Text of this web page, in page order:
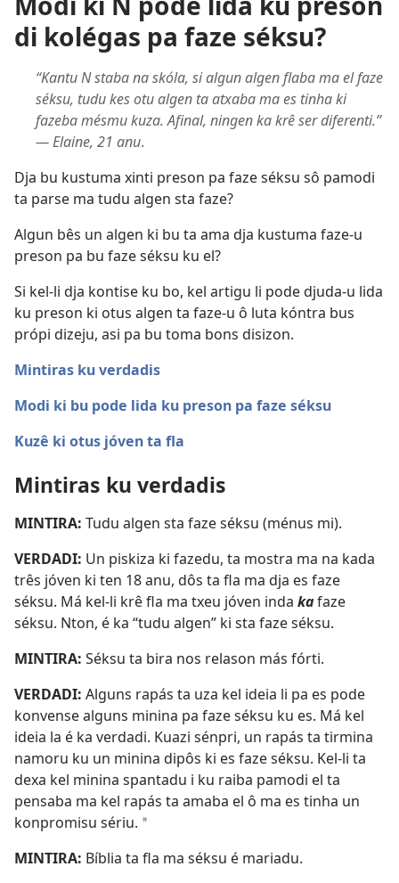
di kolégas pa faze séksu?
“Kantu N staba na skóla, si algun algen flaba ma el faze
séksu, tudu kes otu algen ta atxaba ma es tinha ki
fazeba mésmu kuza. Afinal, ningen ka krê ser diferenti.”
— Elaine, 21 anu.
Dja bu kustuma xinti preson pa faze séksu sô pamodi
ta parse ma tudu algen sta faze?
Algun bês un algen ki bu ta ama dja kustuma faze-u
preson pa bu faze séksu ku el?
Si kel-li dja kontise ku bo, kel artigu li pode djuda-u lida
ku preson ki otus algen ta faze-u ô luta kóntra bus
própi dizeju, asi pa bu toma bons disizon.
Mintiras ku verdadis
Modi ki bu pode lida ku preson pa faze séksu
Kuzê ki otus jóven ta fla
Mintiras ku verdadis
MINTIRA: Tudu algen sta faze séksu (ménus mi).
VERDADI: Un piskiza ki fazedu, ta mostra ma na kada
três jóven ki ten 18 anu, dôs ta fla ma dja es faze
séksu. Má kel-li krê fla ma txeu jóven inda kafaze
séksu. Nton, é ka “tudu algen” ki sta faze séksu.
MINTIRA: Séksu ta bira nos relason más fórti.
VERDADI: Alguns rapás ta uza kel ideia li pa es pode
konvense alguns minina pa faze séksu ku es. Má kel
ideia la é ka verdadi. Kuazi sénpri, un rapás ta tirmina
namoru ku un minina dipôs ki es faze séksu. Kel-li ta
dexa kel minina spantadu i ku raiba pamodi el ta
pensaba ma kel rapás ta amaba el ô ma es tinha un
konpromisu sériu. a
MINTIRA: Bíblia ta fla ma séksu é mariadu.